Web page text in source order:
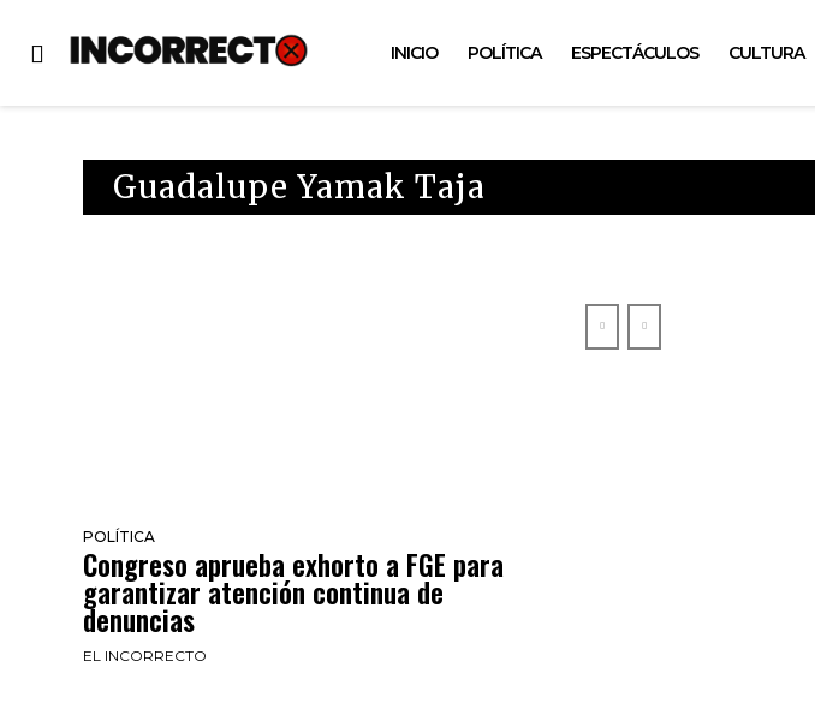
INICIO POLÍTICA ESPECTÁCULOS CULTURA
Guadalupe Yamak Taja
POLÍTICA
Congreso aprueba exhorto a FGE para
garantizar atención continua de
denuncias
EL INCORRECTO